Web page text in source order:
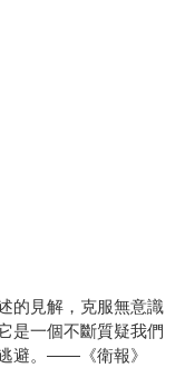
見解，克服無意識
是一個不斷質疑我們
避。——《衛報》